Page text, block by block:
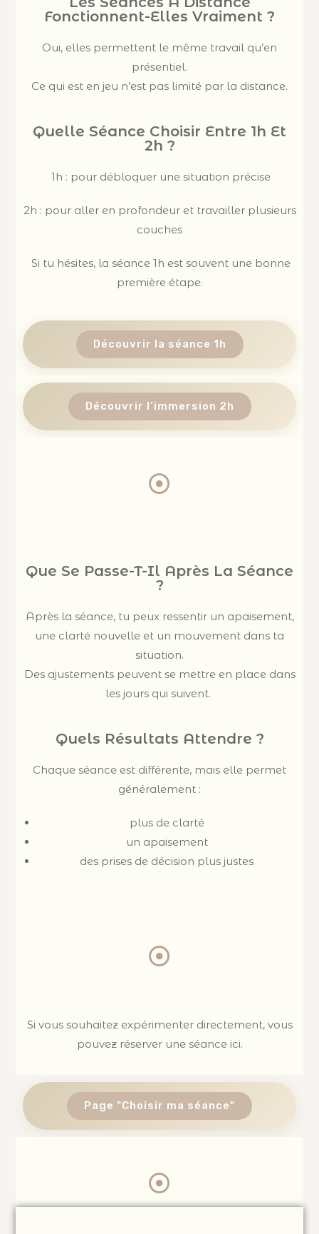
Fonctionnent-Elles Vraiment ?
Oui, elles permettent le même travail qu’en
présentiel.
Ce qui est en jeu n’est pas limité par la distance.
Quelle Séance Choisir Entre 1h Et
2h ?
1h : pour débloquer une situation précise
2h : pour aller en profondeur et travailler plusieurs
couches
Si tu hésites, la séance 1h est souvent une bonne
première étape.
Découvrir la séance 1h
Découvrir l’immersion 2h
Que Se Passe-T-Il Après La Séance
?
Après la séance, tu peux ressentir un apaisement,
une clarté nouvelle et un mouvement dans ta
situation.
Des ajustements peuvent se mettre en place dans
les jours qui suivent.
Quels Résultats Attendre ?
Chaque séance est différente, mais elle permet
généralement :
plus de clarté
un apaisement
des prises de décision plus justes
Si vous souhaitez expérimenter directement, vous
pouvez réserver une séance ici.
Page "Choisir ma séance"